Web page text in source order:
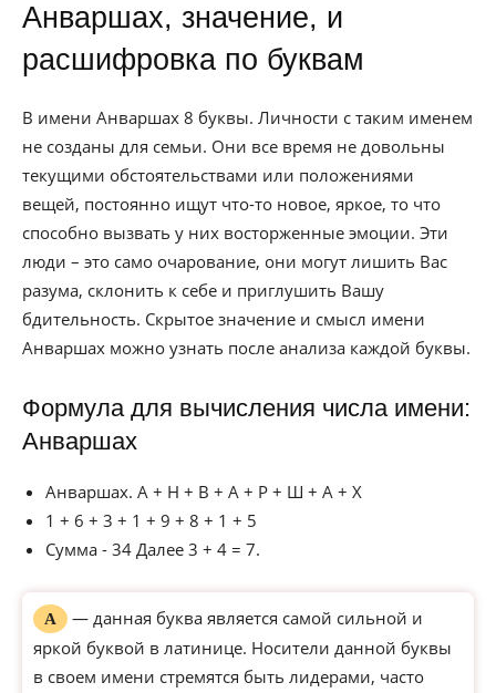
Анваршах, значение, и
расшифровка по буквам
В имени Анваршах 8 буквы. Личности с таким именем
не созданы для семьи. Они все время не довольны
текущими обстоятельствами или положениями
вещей, постоянно ищут что-то новое, яркое, то что
способно вызвать у них восторженные эмоции. Эти
люди – это само очарование, они могут лишить Вас
разума, склонить к себе и приглушить Вашу
бдительность. Скрытое значение и смысл имени
Анваршах можно узнать после анализа каждой буквы.
Формула для вычисления числа имени:
Анваршах
Анваршах. А + Н + В + А + Р + Ш + А + Х
1 + 6 + 3 + 1 + 9 + 8 + 1 + 5
Сумма - 34 Далее 3 + 4 = 7.
А
— данная буква является самой сильной и
яркой буквой в латинице. Носители данной буквы
в своем имени стремятся быть лидерами, часто